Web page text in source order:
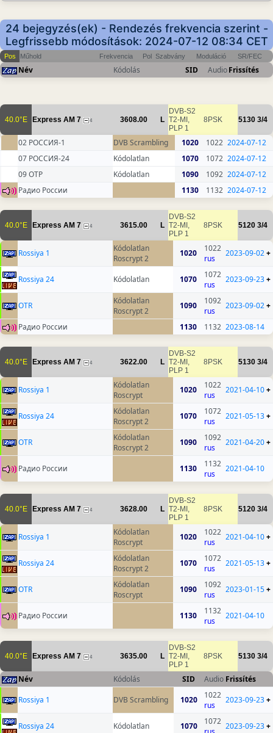
24 bejegyzés(ek) - Rendezés frekvencia szerint -
Legfrissebb módosítások: 2024-07-12 08:34 CET
Pos Műhold Frekvencia Pol Szabvány Moduláció SR/FEC
Név Kódolás SID AudioFrissítés
40.0°E Express AM 7 4 3608.00 L
DVB-S2
T2-MI,
PLP 1
8PSK 5130 3/4
02 РОССИЯ-1 DVB Scrambling 1020 1022 2024-07-12
07 РОССИЯ-24
Kódolatlan 1070 1072 2024-07-12
09 ОТР
Kódolatlan 1090 1092 2024-07-12
Радио России
1130 1132 2024-07-12
40.0°E Express AM 7 4 3615.00 L
DVB-S2
T2-MI,
PLP 1
8PSK 5120 3/4
Rossiya 1
Kódolatlan
Roscrypt 2
1020
1022
rus
2023-09-02+
Rossiya 24 Kódolatlan 1070
1072
rus
2023-09-23+
OTR
Kódolatlan
Roscrypt 2
1090
1092
rus
2023-09-02+
Радио России 1130 1132 2023-08-14
40.0°E Express AM 7 4 3622.00 L
DVB-S2
T2-MI,
PLP 1
8PSK 5130 3/4
Rossiya 1
Kódolatlan
Roscrypt
1020
1022
rus
2021-04-10+
Rossiya 24
Kódolatlan
Roscrypt 2
1070
1072
rus
2021-05-13+
OTR
Kódolatlan
Roscrypt 2
1090
1092
rus
2021-04-20+
Радио России 1130
1132
rus
2021-04-10
40.0°E Express AM 7 4 3628.00 L
DVB-S2
T2-MI,
PLP 1
8PSK 5120 3/4
Rossiya 1
Kódolatlan
Roscrypt
1020
1022
rus
2021-04-10+
Rossiya 24
Kódolatlan
Roscrypt 2
1070
1072
rus
2021-05-13+
OTR
Kódolatlan
Roscrypt
1090
1092
rus
2023-01-15+
Радио России 1130
1132
rus
2021-04-10
40.0°E Express AM 7 4 3635.00 L
DVB-S2
T2-MI,
PLP 1
8PSK 5130 3/4
Név Kódolás SID Audio Frissítés
Rossiya 1
DVB Scrambling 1020
1022
rus
2023-09-23+
Rossiya 24 Kódolatlan 1070
1072 2023-09-23+